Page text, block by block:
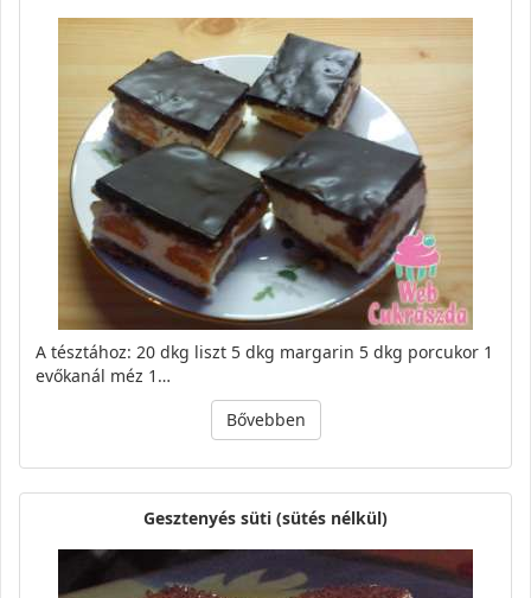
A tésztához: 20 dkg liszt 5 dkg margarin 5 dkg porcukor 1
evőkanál méz 1…
Bővebben
Gesztenyés süti (sütés nélkül)